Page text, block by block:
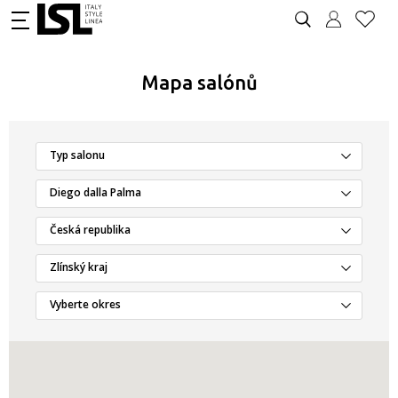
Mapa salónů
Typ salonu
Diego dalla Palma
Česká republika
Zlínský kraj
Vyberte okres